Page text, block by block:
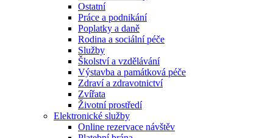
Ostatní
Práce a podnikání
Poplatky a daně
Rodina a sociální péče
Služby
Školství a vzdělávání
Výstavba a památková péče
Zdraví a zdravotnictví
Zvířata
Životní prostředí
Elektronické služby
Online rezervace návštěv